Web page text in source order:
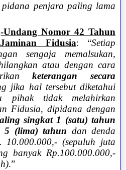
pidana penjara paling lama
Undang Nomor 42 Tahun
Fidusia: “Setiap
sengaja memalsukan,
atau dengan cara
keterangan secara
jika hal tersebut diketahui
pihak tidak melahirkan
Fidusia, dipidana dengan
singkat 1 (satu) tahun
5 (lima) tahun dan denda
10.000.000,- (sepuluh juta
banyak Rp.100.000.000,-
.”